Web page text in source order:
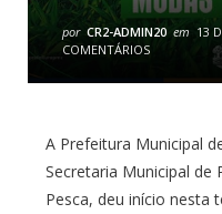
por CR2-ADMIN20 em 13
COMENTÁRIOS
A Prefeitura Municipal
Secretaria Municipal de
Pesca, deu início nesta